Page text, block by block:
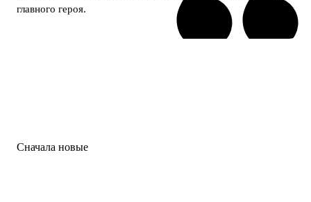
главного героя.
Сначала новые